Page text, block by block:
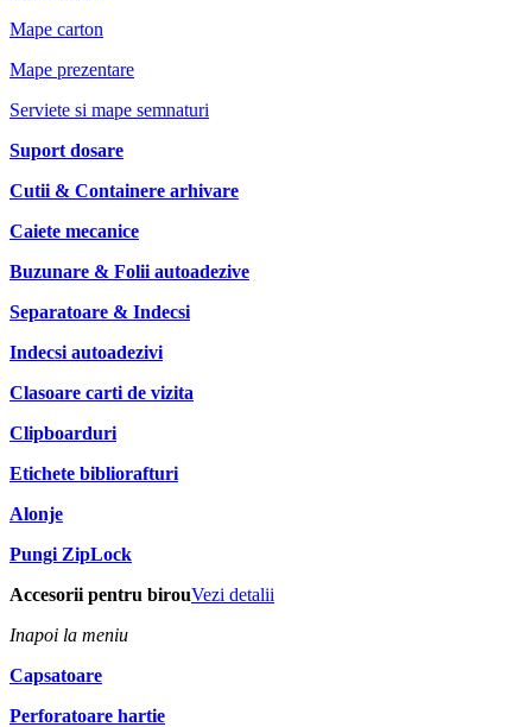
Mape carton
Mape prezentare
Serviete si mape semnaturi
Suport dosare
Cutii & Containere arhivare
Caiete mecanice
Buzunare & Folii autoadezive
Separatoare & Indecsi
Indecsi autoadezivi
Clasoare carti de vizita
Clipboarduri
Etichete bibliorafturi
Alonje
Pungi ZipLock
Accesorii pentru birouVezi detalii
Inapoi la meniu
Capsatoare
Perforatoare hartie